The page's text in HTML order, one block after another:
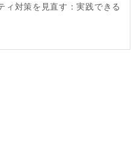
ィ対策を見直す：実践できる